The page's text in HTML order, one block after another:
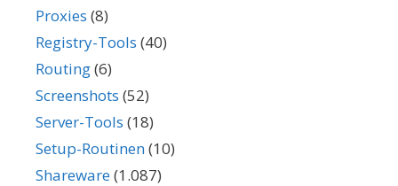
Proxies (8)
Registry-Tools (40)
Routing(6)
Screenshots (52)
Server-Tools (18)
Setup-Routinen(10)
Shareware(1.087)